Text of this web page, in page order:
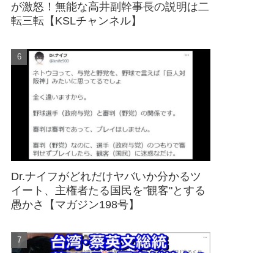
が激怒！無能な高井副幹事長の説明は二
転三転【KSLチャンネル】
Dr.ナイフがどれだけヤバいか分かるツ
イート、主権者たる国民を"観客"とする
愚かさ【マガジン198号】